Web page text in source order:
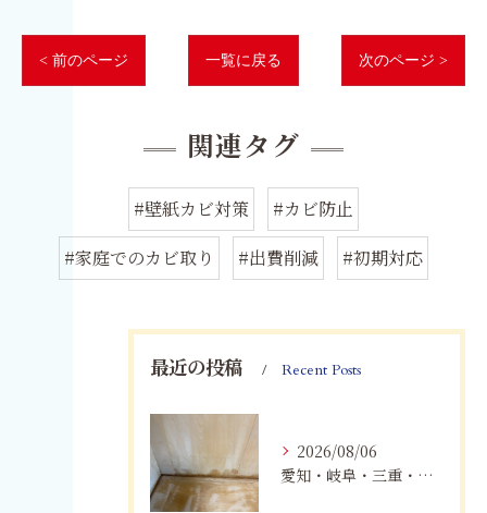
< 前のページ 一覧に戻る 次のページ >
関連タグ
#壁紙カビ対策
#カビ防止
#家庭でのカビ取り
#出費削減 #初期対応
最近の投稿 Recent Posts
2026/08/06
愛知・岐阜・三重・静岡の公営住宅で発生するカビ対策｜原因・健康被害・効果的な予防方法を徹底解説